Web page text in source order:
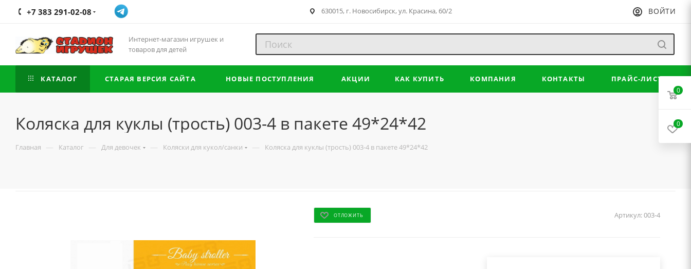
+7 383 291-02-08 630015, г. Новосибирск, ул. Красина, 60/2 ВОЙТИ
Интернет-магазин игрушек и
товаров для детей
КАТАЛОГ СТАРАЯ ВЕРСИЯ САЙТА НОВЫЕ ПОСТУПЛЕНИЯ АКЦИИ КАК КУПИТЬ КОМПАНИЯ КОНТАКТЫ ПРАЙС-ЛИСТ
Коляска для куклы (трость) 003-4 в пакете 49*24*42
Главная — Каталог — Для девочек — Коляски для кукол/санки — Коляска для куклы (трость) 003-4 в пакете 49*24*42
ОТЛОЖИТЬ Артикул:003-4
0
0